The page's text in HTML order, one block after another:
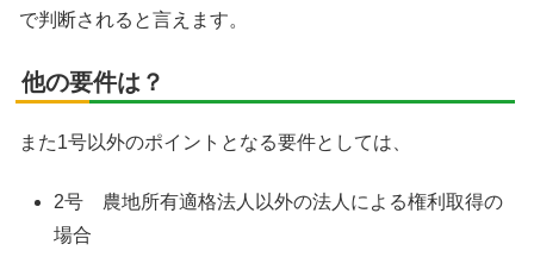
で判断されると言えます。
他の要件は？
また1号以外のポイントとなる要件としては、
2号 農地所有適格法人以外の法人による権利取得の
場合